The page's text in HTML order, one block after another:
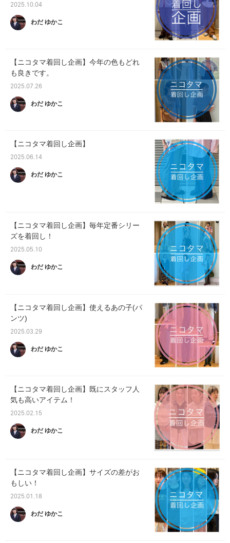
2025.10.04
わだ ゆかこ
【ニコタマ着回し企画】今年の色もどれ
も良きです。
2025.07.26
わだ ゆかこ
【ニコタマ着回し企画】
2025.06.14
わだ ゆかこ
【ニコタマ着回し企画】毎年定番シリー
ズを着回し！
2025.05.10
わだ ゆかこ
【ニコタマ着回し企画】使えるあの子(パ
ンツ)
2025.03.29
わだ ゆかこ
【ニコタマ着回し企画】既にスタッフ人
気も高いアイテム！
2025.02.15
わだ ゆかこ
【ニコタマ着回し企画】サイズの差がお
もしい！
2025.01.18
わだ ゆかこ